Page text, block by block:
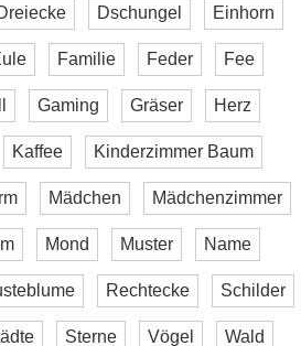
Dschungel Einhorn
Familie Feder Fee
Gaming Gräser Herz
Kaffee Kinderzimmer Baum
Mädchen Mädchenzimmer
Mond Muster Name
Rechtecke Schilder
Sterne Vögel Wald